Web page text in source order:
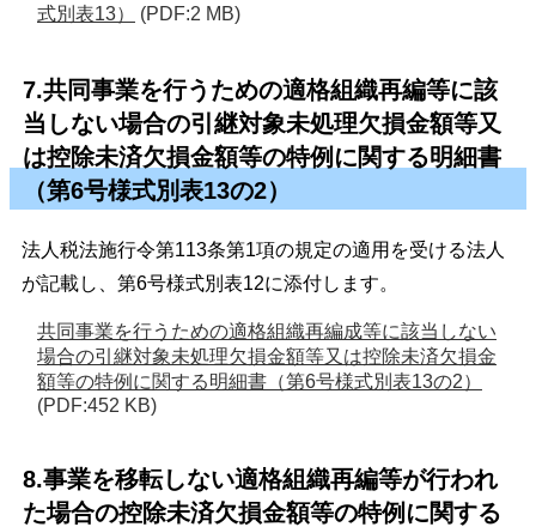
式別表13）
(PDF:2 MB)
7.共同事業を行うための適格組織再編等に該
当しない場合の引継対象未処理欠損金額等又
は控除未済欠損金額等の特例に関する明細書
（第6号様式別表13の2）
法人税法施行令第113条第1項の規定の適用を受ける法人
が記載し、第6号様式別表12に添付します。
共同事業を行うための適格組織再編成等に該当しない
場合の引継対象未処理欠損金額等又は控除未済欠損金
額等の特例に関する明細書（第6号様式別表13の2）
(PDF:452 KB)
8.事業を移転しない適格組織再編等が行われ
た場合の控除未済欠損金額等の特例に関する